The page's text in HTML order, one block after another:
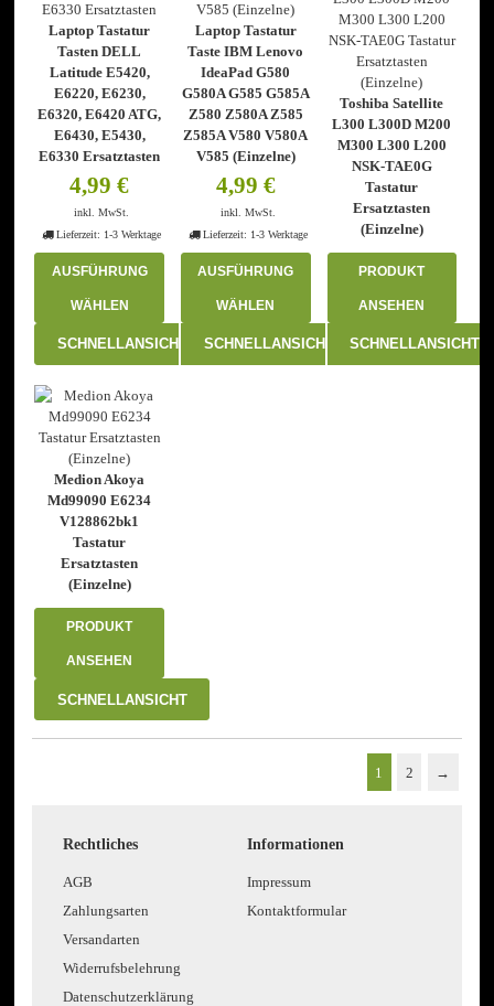
auf
der
Produktseite
gewählt
werden
werden
Laptop Tastatur
Tasten DELL
Latitude E5420,
E6220, E6230,
E6320, E6420 ATG,
E6430, E5430,
E6330 Ersatztasten
4,99€
inkl. MwSt.
Lieferzeit: 1-3 Werktage
AUSFÜHRUNG
WÄHLEN
Produkt
mehrere
Varianten
auf.
Optionen
können
Produktseite
gewählt
werden
SCHNELLANSICHT
Laptop Tastatur
Taste IBM Lenovo
IdeaPad G580
G580A G585 G585A
Z580 Z580A Z585
Z585A V580 V580A
V585 (Einzelne)
4,99 €
inkl. MwSt.
Lieferzeit: 1-3 Werktage
AUSFÜHRUNG
WÄHLEN
Produkt
SCHNELLANSICHT
Toshiba Satellite
L300 L300D M200
M300 L300 L200
NSK-TAE0G
Tastatur
Ersatztasten
(Einzelne)
PRODUKT
ANSEHEN
SCHNELLANSICHT
Medion Akoya
Md99090 E6234
V128862bk1
Tastatur
Ersatztasten
(Einzelne)
PRODUKT
ANSEHEN
SCHNELLANSICHT
1 2 →
Rechtliches
AGB
Zahlungsarten
Versandarten
Widerrufsbelehrung
Datenschutzerklärung
Informationen
Impressum
Kontaktformular